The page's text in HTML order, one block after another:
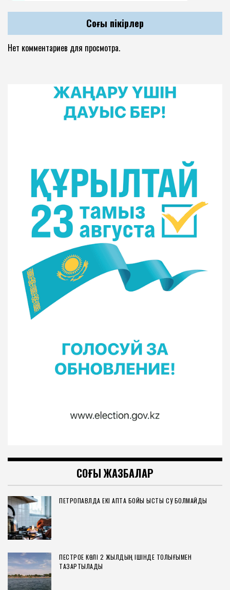
Соңғы пікірлер
Нет комментариев для просмотра.
СОҢҒЫ ЖАЗБАЛАР
ПЕТРОПАВЛДА ЕКІ АПТА БОЙЫ ЫСТЫҚ СУ БОЛМАЙДЫ
ПЕСТРОЕ КӨЛІ 2 ЖЫЛДЫҢ ІШІНДЕ ТОЛЫҒЫМЕН
ТАЗАРТЫЛАДЫ